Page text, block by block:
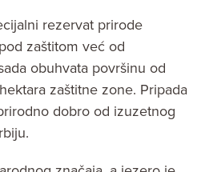
rezervat prirode
zaštitom već od
obuhvata površinu od
zaštitne zone. Pripada
dobro od izuzetnog